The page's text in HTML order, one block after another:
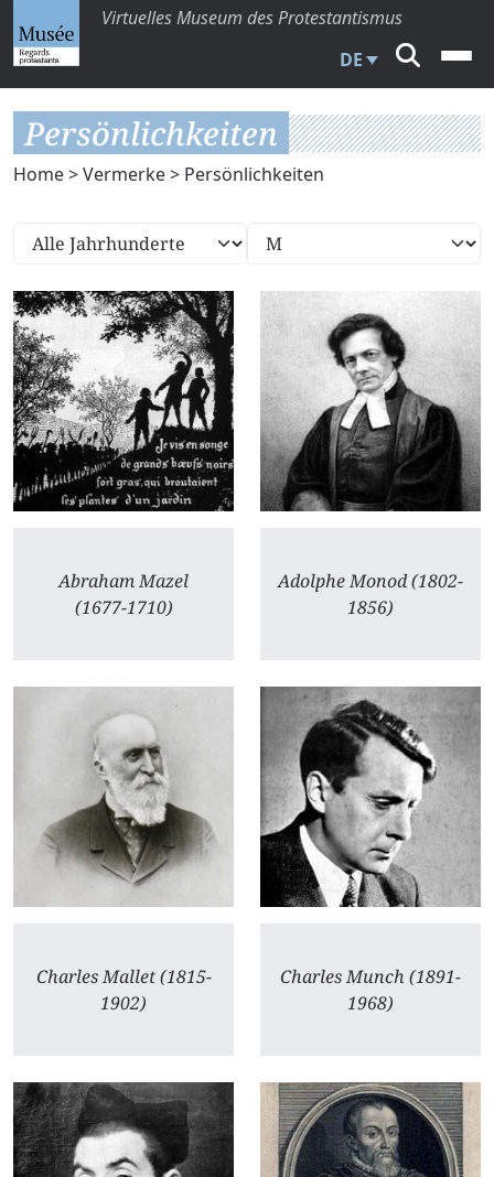
Virtuelles Museum des Protestantismus
DE
Persönlichkeiten
Home>Vermerke> Persönlichkeiten
Abraham Mazel
(1677-1710)
Adolphe Monod (1802-
1856)
Charles Mallet (1815-
1902)
Charles Munch (1891-
1968)